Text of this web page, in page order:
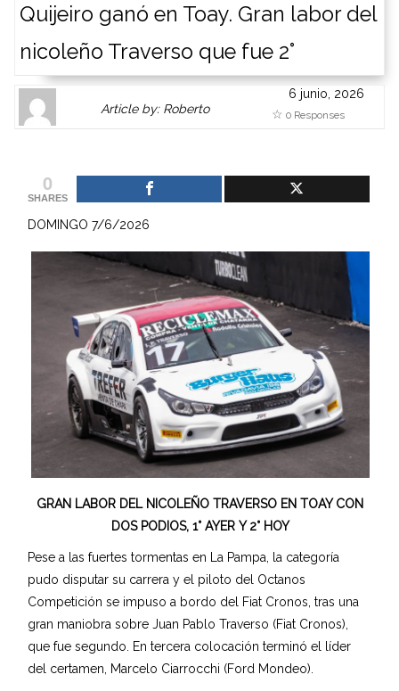
Quijeiro ganó en Toay. Gran labor del
nicoleño Traverso que fue 2°
Author
Gravatar
link
Article by: Roberto
or
works.
admin
6 junio, 2026
0 Responses
0
SHARES
DOMINGO 7/6/2026
GRAN LABOR DEL NICOLEÑO TRAVERSO EN TOAY CON
DOS PODIOS, 1° AYER Y 2° HOY
Pese a las fuertes tormentas en La Pampa, la categoría
pudo disputar su carrera y el piloto del Octanos
Competición se impuso a bordo del Fiat Cronos, tras una
gran maniobra sobre Juan Pablo Traverso (Fiat Cronos),
que fue segundo. En tercera colocación terminó el líder
del certamen, Marcelo Ciarrocchi (Ford Mondeo).